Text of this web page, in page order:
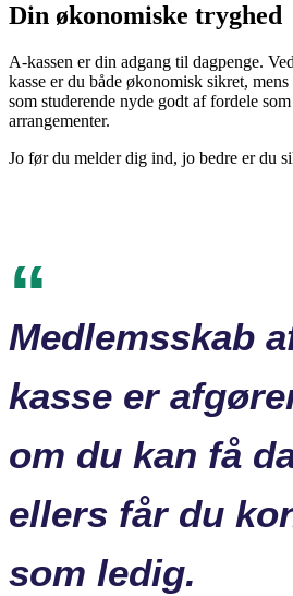
Din økonomiske tryghed
A-kassen er din adgang til dagpenge.
kasse er du både økonomisk sikret,
som studerende nyde godt af fordele
arrangementer.
Jo før du melder dig ind, jo bedre er du
Medlemsskab
kasse er
om du kan få
ellers får du
som ledig.